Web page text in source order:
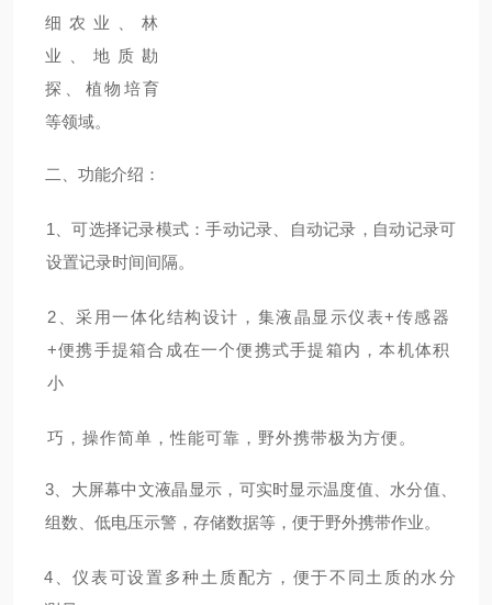
细农业、林
业、地质勘
探、 植物培育
等领域。
二、功能介绍：
1 、可选择记录模式：手动记录、 自动记录， 自动记录可
设置记录时间间隔。
2 、采用一体化结构设计，集液晶显示仪表+传感器
+便携手提箱合成在一个便携式手提箱内，本机体积
小
巧，操作简单，性能可靠，野外携带极为方便。
3 、大屏幕中文液晶显示，可实时显示温度值、水分值、
组数、低电压示警，存储数据等， 便于野外携带作业。
4 、仪表可设置多种土质配方，便于不同土质的水分